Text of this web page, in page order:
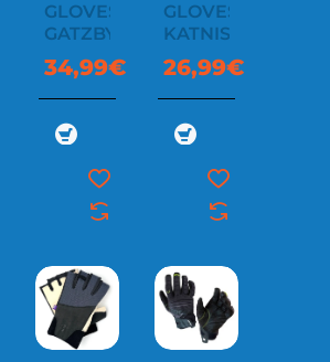
GLOVES
GATZBY
34,99€
GLOVES
KATNISS
26,99€